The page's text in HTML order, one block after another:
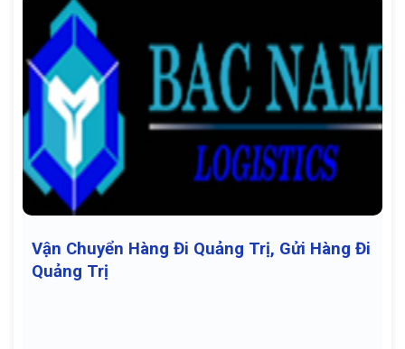
Vận Chuyển Hàng Đi Quảng Trị, Gửi Hàng Đi
Quảng Trị